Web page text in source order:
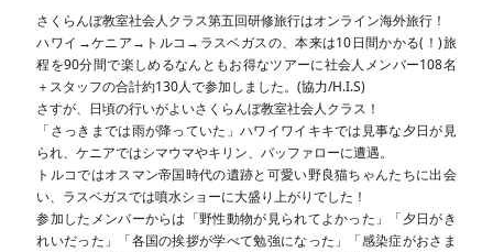
さくらんぼ教室社会人クラス第五回研修旅行はオンライン海外旅行！
ハワイ→ケニア→トルコ→ラスベガスの、本来は10日間かかる(！)旅
程を90分間で楽しめるなんともお得なツアーに社会人メンバー108名
＋スタッフの合計約130人で参加しました。(協力/H.I.S)
さすが、日頃の行いがよいさくらんぼ教室社会人クラス！
「さっきまでは雨が降っていた」ハワイワイキキでは見事な夕日が見
られ、ケニアではシマウマやキリン、バッファローに遭遇。
トルコではオスマン帝国時代の遺跡と可愛い野良猫ちゃんたちに出会
い、ラスベガスでは噴水ショーに大盛り上がりでした！
参加したメンバーからは「野性動物が見られてよかった」「夕日がき
れいだった」「各国の挨拶が学べて勉強になった」「感染症がおさま